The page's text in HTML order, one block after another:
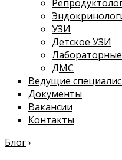
УЗИ
Детское УЗИ
ДМС
Ведущие
Документы
Вакансии
Контакты
Блог›